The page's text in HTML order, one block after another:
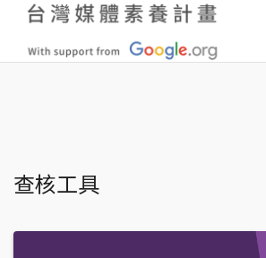
Jump to Navigation
Jump to Main content
查核工具